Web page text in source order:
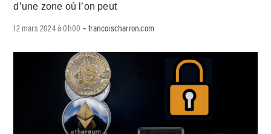
d’une zone où l’on peut
12 mars 2024 à 0h00 -francoischarron.com